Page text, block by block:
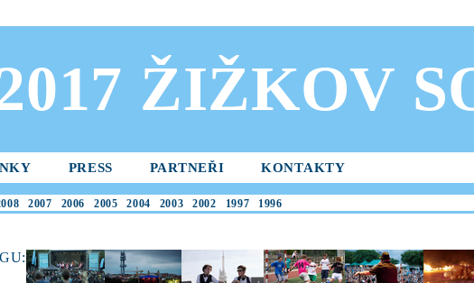
ŽIŽKOV
PRESS PARTNEŘI KONTAKTY
2007 2006 2005 2004 2003 2002 1997 1996